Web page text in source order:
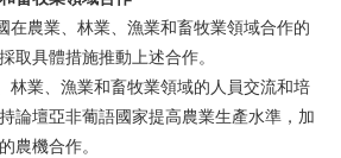
在農業、林業、漁業和畜牧業領域合作的
取具體措施推動上述合作。
林業、漁業和畜牧業領域的人員交流和培
論壇亞非葡語國家提高農業生產水準，加
農機合作。